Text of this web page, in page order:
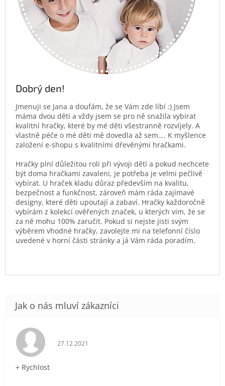
Dobrý den!
Jmenuji se Jana a doufám, že se Vám zde líbí :) Jsem
máma dvou dětí a vždy jsem se pro ně snažila vybírat
kvalitní hračky, které by mé děti všestranně rozvíjely. A
vlastně péče o mé děti mě dovedla až sem…. K myšlence
založení e-shopu s kvalitními dřevěnými hračkami.
Hračky plní důležitou roli při vývoji dětí a pokud nechcete
být doma hračkami zavaleni, je potřeba je velmi pečlivě
vybírat. U hraček kladu důraz především na kvalitu,
bezpečnost a funkčnost, zároveň mám ráda zajímavé
designy, které děti upoutají a zabaví. Hračky každoročně
vybírám z kolekcí ověřených značek, u kterých vím, že se
za ně mohu 100% zaručit. Pokud si nejste jisti svým
výběrem vhodné hračky, zavolejte mi na telefonní číslo
uvedené v horní části stránky a já Vám ráda poradím.
Hodnocení obchodu je 5 z 5 hvězdiček.
27.12.2021
+ Rychlost